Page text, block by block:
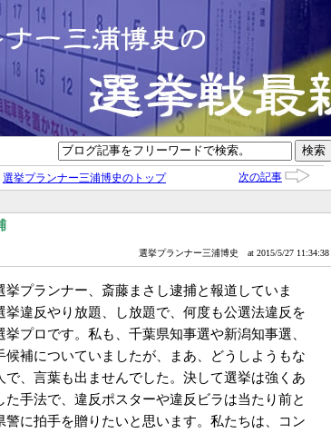
選挙プランナー三浦博史のトップ 次の記事
選挙プランナー三浦博史 at 2015/5/27 11:34:38
プランナー、斎藤まさし逮捕と報道していま
違反やり放題、し放題で、何度も公選法違反を
プロです。私も、千葉県知事選や新潟知事選、
補についていましたが、まあ、どうしようもな
で、言葉も出ませんでした。決して選挙は強くあ
た手法で、違反ポスターや違反ビラは当たり前と
警に拍手を贈りたいと思います。私たちは、コン